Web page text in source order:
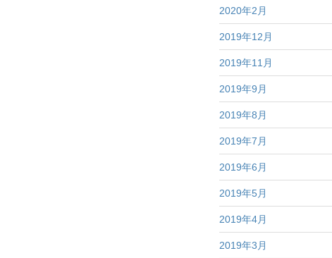
2020年2月
2019年12月
2019年11月
2019年9月
2019年8月
2019年7月
2019年6月
2019年5月
2019年4月
2019年3月